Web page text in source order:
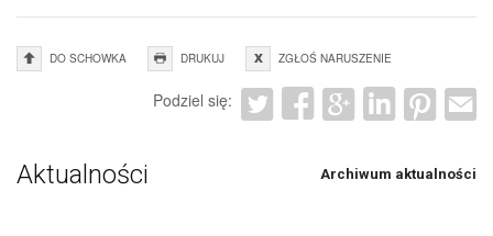
DO SCHOWKA DRUKUJ ZGŁOŚ NARUSZENIE
Podziel się:
Aktualności Archiwum aktualności